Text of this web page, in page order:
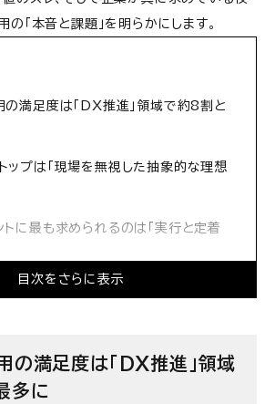
の「本音と課題」を明らかにします。
目次をさらに表示
の満足度は「DX推進」領域で約8割と
ップは「現場を無視した抽象的な理想
トに最も求められるのは「実行と定着
サルタント活用を成果につなげるため
の満足度は「DX推進」領域
多に